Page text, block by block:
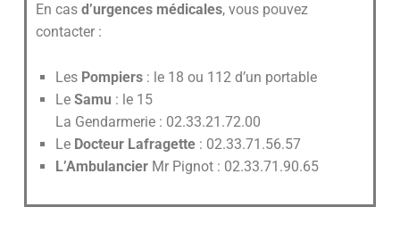
En cas d’urgences médicales, vous pouvez
contacter :
Les Pompiers: le 18 ou 112 d’un portable
Le Samu : le 15
La Gendarmerie : 02.33.21.72.00
Le Docteur Lafragette: 02.33.71.56.57
L’AmbulancierMr Pignot : 02.33.71.90.65